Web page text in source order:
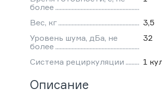
более
Вес, кг
3,5
Уровень шума, дБа, не
более
32
Система рециркуляции 1
Описание